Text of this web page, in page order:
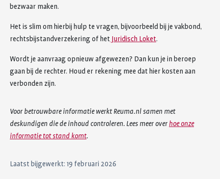
bezwaar maken.
Het is slim om hierbij hulp te vragen, bijvoorbeeld bij je vakbond,
rechtsbijstandverzekering of het Juridisch Loket.
Wordt je aanvraag opnieuw afgewezen? Dan kun je in beroep
gaan bij de rechter. Houd er rekening mee dat hier kosten aan
verbonden zijn.
Voor betrouwbare informatie werkt Reuma.nl samen met
deskundigen die de inhoud controleren. Lees meer over hoe onze
informatie tot stand komt.
Laatst bijgewerkt: 19 februari 2026